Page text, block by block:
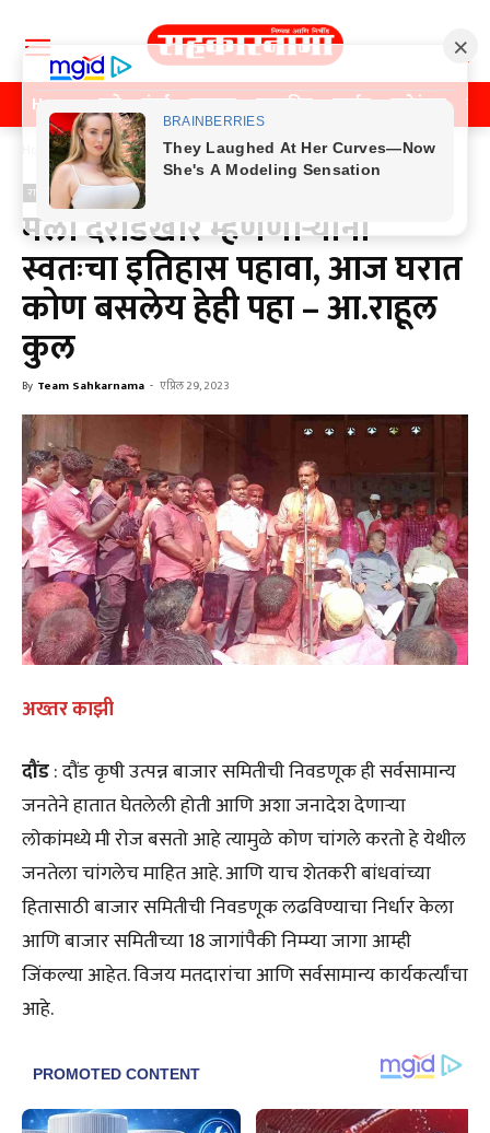
Home पुणे मुंबई महाराष्ट्र राजकीय क्राईम मनोरंजन
Home राजकीय
राजकीय
मला दरोडेखोर म्हणणाऱ्यांनी
स्वतःचा इतिहास पहावा, आज घरात
कोण बसलेय हेही पहा – आ.राहूल
कुल
By Team Sahkarnama - एप्रिल 29, 2023
अख्तर काझी
दौंड: दौंड कृषी उत्पन्न बाजार समितीची निवडणूक ही सर्वसामान्य
जनतेने हातात घेतलेली होती आणि अशा जनादेश देणाऱ्या
लोकांमध्ये मी रोज बसतो आहे त्यामुळे कोण चांगले करतो हे येथील
जनतेला चांगलेच माहित आहे. आणि याच शेतकरी बांधवांच्या
हितासाठी बाजार समितीची निवडणूक लढविण्याचा निर्धार केला
आणि बाजार समितीच्या 18 जागांपैकी निम्म्या जागा आम्ही
जिंकल्या आहेत. विजय मतदारांचा आणि सर्वसामान्य कार्यकर्त्यांचा
आहे.